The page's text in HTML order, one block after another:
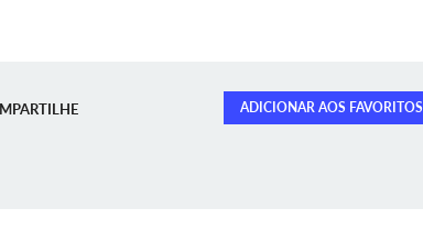
ADICIONAR AOS FAVORITOS